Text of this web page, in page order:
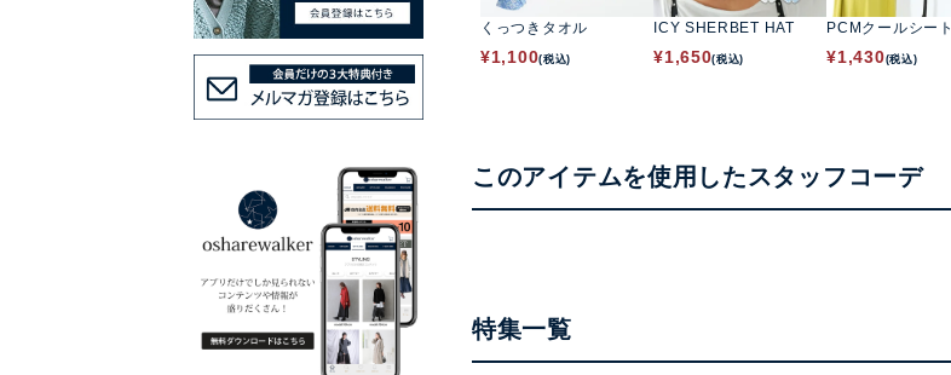
くっつきタオル
¥1,100(税込)
ICY SHERBET HAT
¥1,650(税込)
PCMクールシート
¥1,430(税込)
このアイテムを使用したスタッフコーデ
特集一覧